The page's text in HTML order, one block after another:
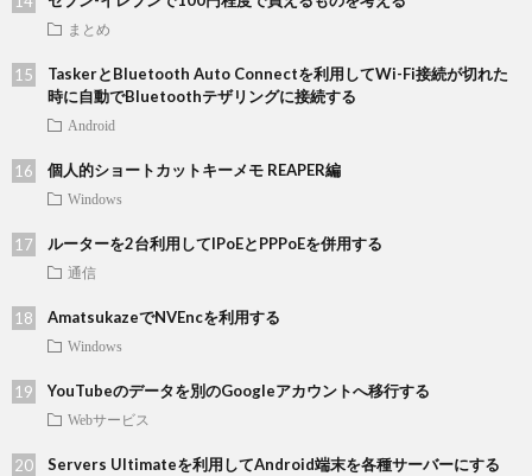
まとめ
TaskerとBluetooth Auto Connectを利用してWi-Fi接続が切れた
時に自動でBluetoothテザリングに接続する
Android
個人的ショートカットキーメモ REAPER編
Windows
ルーターを2台利用してIPoEとPPPoEを併用する
通信
AmatsukazeでNVEncを利用する
Windows
YouTubeのデータを別のGoogleアカウントへ移行する
Webサービス
Servers Ultimateを利用してAndroid端末を各種サーバーにする